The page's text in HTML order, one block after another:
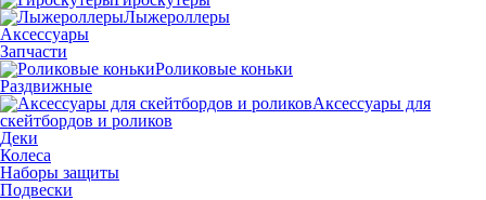
Лыжероллеры
Аксессуары
Запчасти
Роликовые коньки
Раздвижные
Аксессуары для
скейтбордов и роликов
Деки
Колеса
Наборы защиты
Подвески